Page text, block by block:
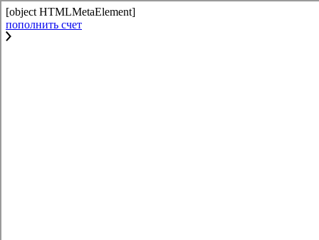
[object HTMLMetaElement]
пополнить счет